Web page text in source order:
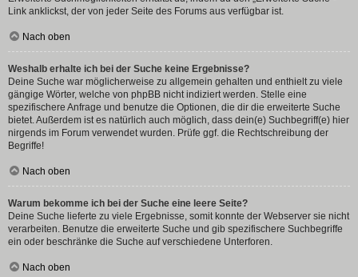
Link anklickst, der von jeder Seite des Forums aus verfügbar ist.
Nach oben
Weshalb erhalte ich bei der Suche keine Ergebnisse?
Deine Suche war möglicherweise zu allgemein gehalten und enthielt zu viele
gängige Wörter, welche von phpBB nicht indiziert werden. Stelle eine
spezifischere Anfrage und benutze die Optionen, die dir die erweiterte Suche
bietet. Außerdem ist es natürlich auch möglich, dass dein(e) Suchbegriff(e) hier
nirgends im Forum verwendet wurden. Prüfe ggf. die Rechtschreibung der
Begriffe!
Nach oben
Warum bekomme ich bei der Suche eine leere Seite?
Deine Suche lieferte zu viele Ergebnisse, somit konnte der Webserver sie nicht
verarbeiten. Benutze die erweiterte Suche und gib spezifischere Suchbegriffe
ein oder beschränke die Suche auf verschiedene Unterforen.
Nach oben